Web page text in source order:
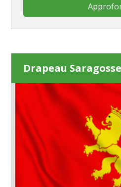
Drapeau Saragosse